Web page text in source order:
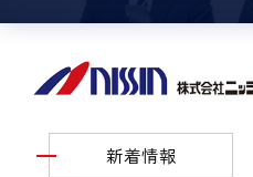
新着情報